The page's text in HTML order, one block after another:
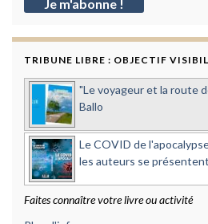
TRIBUNE LIBRE : OBJECTIF
"Le voyageur et la route
Ballo
Le COVID de
les auteurs se présentent
Faites connaître votre livre ou activité